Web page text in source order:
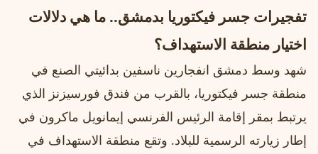
تفجيرات جسر فيكتوريا بدمشق.. ما هي دلالات
اختيار منطقة الاستهداف؟
شهد وسط دمشق انفجارين ناسفين بدائيتي الصنع في
منطقة جسر فيكتوريا، بالقرب من فندق فورسيزنز الذي
يرتبط بمقر إقامة الرئيس الفرنسي إيمانويل ماكرون في
إطار زيارته الرسمية للبلاد. وتقع منطقة الاستهداف في